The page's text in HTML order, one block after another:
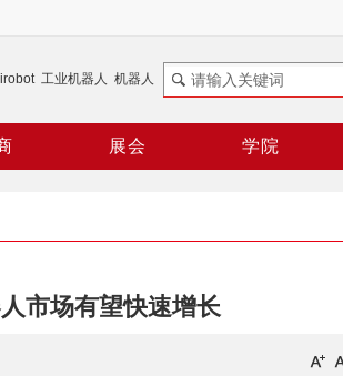
irobot 工业机器人 机器人
展会 学院
市场有望快速增长